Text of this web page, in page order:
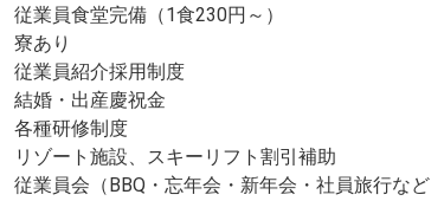
従業員食堂完備（1食230円～）
寮あり
従業員紹介採用制度
結婚・出産慶祝金
各種研修制度
リゾート施設、スキーリフト割引補助
従業員会（BBQ・忘年会・新年会・社員旅行など